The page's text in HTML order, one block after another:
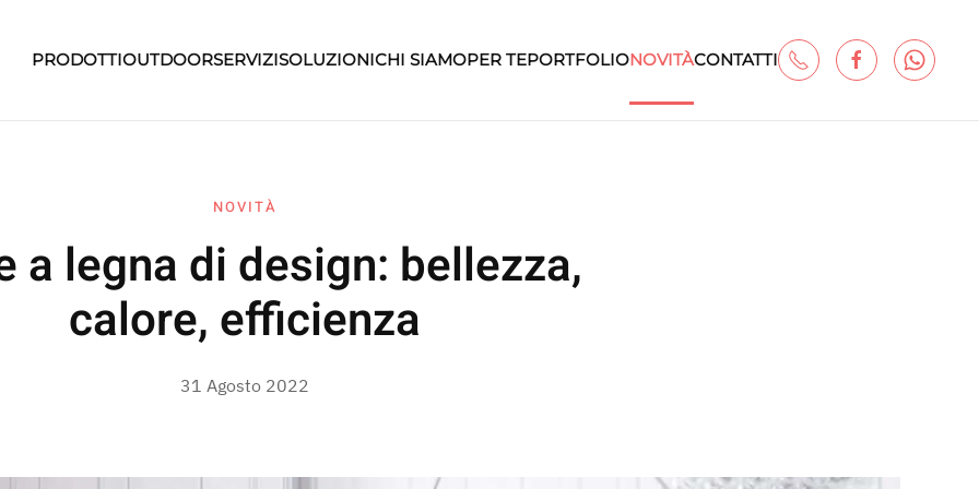
PRODOTTIOUTDOORSERVIZISOLUZIONICHI SIAMOPER TEPORTFOLIONOVITÀCONTATTI
NOVITÀ
a legna di design: bellezza,
calore, efficienza
31 Agosto 2022